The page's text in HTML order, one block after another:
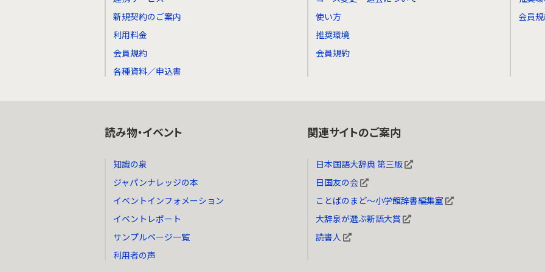
新規契約のご案内
利用料金
会員規約
各種資料／申込書
使い方
推奨環境
会員規約
会員
読み物・イベント
知識の泉
ジャパンナレッジの本
イベントインフォメーション
イベントレポート
サンプルページ一覧
利用者の声
関連サイトのご案内
日本国語大辞典 第三版
日国友の会
ことばのまど～小学館辞書編集室
大辞泉が選ぶ新語大賞
読書人